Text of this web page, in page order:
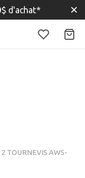
d'achat*
2 TOURNEVIS AWS-